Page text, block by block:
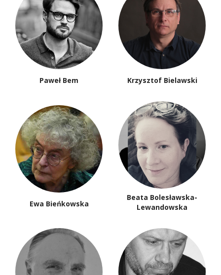
Paweł Bem Krzysztof Bielawski
Ewa Bieńkowska
Beata Bolesławska-
Lewandowska